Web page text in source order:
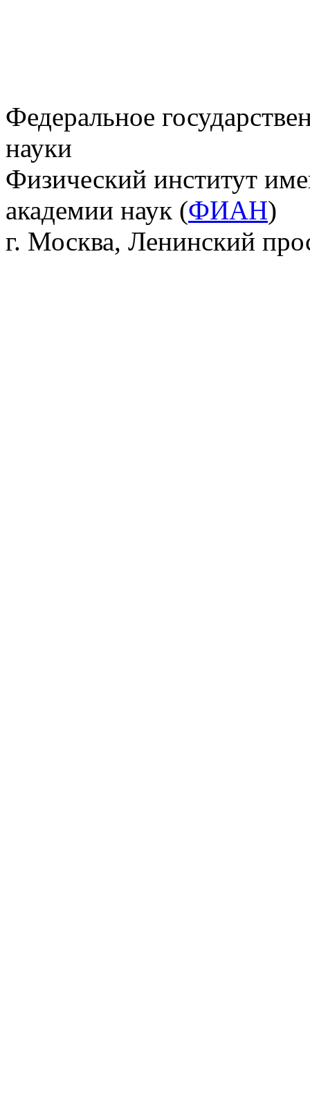
Федеральное
науки
Физический институт
академии наук (ФИАН)
г. Москва, Ленинский